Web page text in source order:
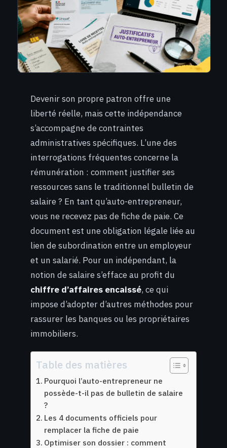
Devenir son propre patron offre une
liberté réelle, mais cette indépendance
s’accompagne de contraintes
administratives spécifiques. L’une des
interrogations fréquentes concerne la
rémunération : comment justifier ses
ressources sans le traditionnel bulletin de
salaire ? En tant qu’auto-entrepreneur,
vous ne recevez pas de fiche de paie. Ce
document est une obligation légale liée au
lien de subordination entre un employeur
et un salarié. Pour un indépendant, la
notion de salaire s’efface au profit du
chiffre d’affaires encaissé, ce qui
impose d’adopter d’autres méthodes pour
rassurer les banques ou les propriétaires
immobiliers.
Table des matières
Pourquoi l’auto-entrepreneur ne
possède-t-il pas de bulletin de salaire
?
Les 4 documents officiels pour
remplacer la fiche de paie
Optimiser son dossier : comment